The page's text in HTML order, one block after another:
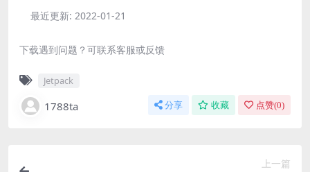
最近更新: 2022-01-21
下载遇到问题？可联系客服或反馈
Jetpack
1788ta 分享 收藏 点赞(0)
上一篇